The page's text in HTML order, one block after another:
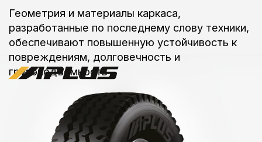
повреждениям, долговечность и
грузоподъемность